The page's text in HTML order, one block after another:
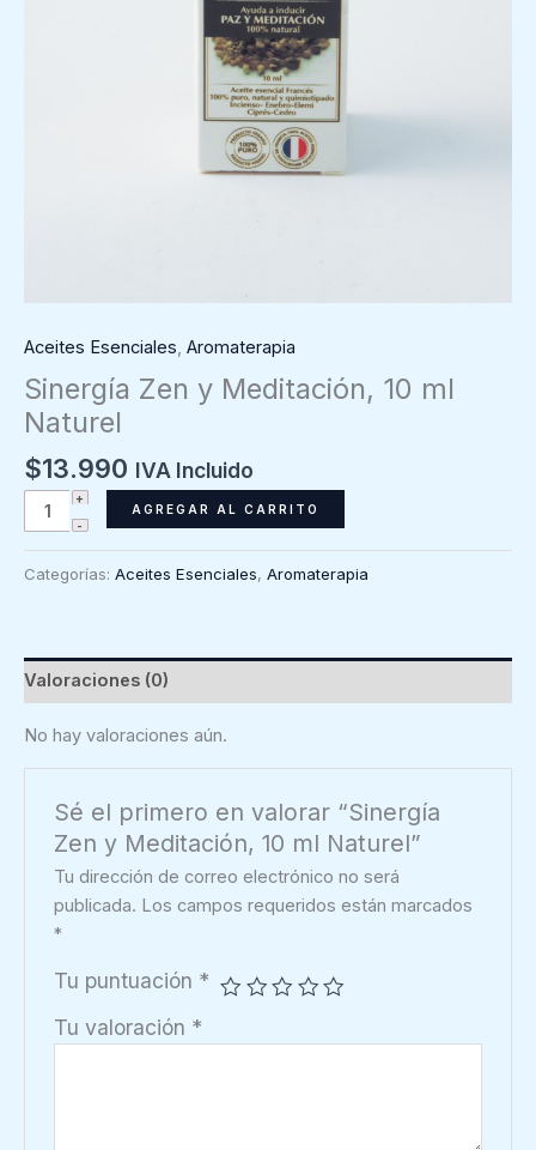
Aceites Esenciales, Aromaterapia
Sinergía Zen y Meditación, 10 ml
Naturel
$13.990 IVA Incluido
Sinergía
Zen
Meditación,
Naturel
cantidad
AGREGAR AL CARRITO
Categorías: Aceites Esenciales, Aromaterapia
Valoraciones (0)
No hay valoraciones aún.
Sé el primero en valorar “Sinergía
Zen y Meditación, 10 ml Naturel”
Tu dirección de correo electrónico no será
publicada. Los campos requeridos están marcados
*
Tu puntuación *
Tu valoración *